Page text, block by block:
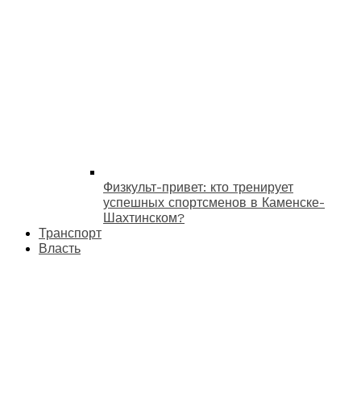
Физкульт-привет: кто тренирует
успешных спортсменов в Каменске-
Шахтинском?
Транспорт
Власть